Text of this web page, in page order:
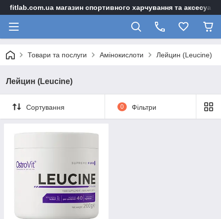
fitlab.com.ua магазин спортивного харчування та
Товари та послуги Амінокислоти Лейцин (Leucine)
Лейцин (Leucine)
Сортування 0 Фільтри